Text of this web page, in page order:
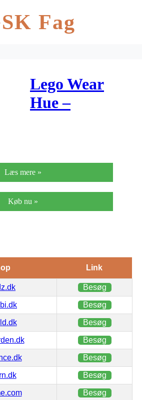
Fag
Lego Wear
Hue –
Læs mere »
Køb nu »
Link
Besøg
Besøg
Besøg
Besøg
Besøg
Besøg
Besøg